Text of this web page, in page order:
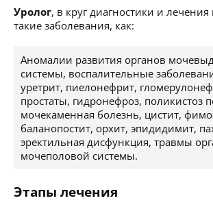
Уролог, в круг диагностики и
такие заболевания, как:
Аномалии развития органов
системы, воспалительные
уретрит, пиелонефрит,
простаты, гидронефроз, поликистоз
мочекаменная болезнь, цистит,
баланопостит, орхит, эпидидимит,
эректильная дисфункция, травмы
мочеполовой системы.
Этапы лечения